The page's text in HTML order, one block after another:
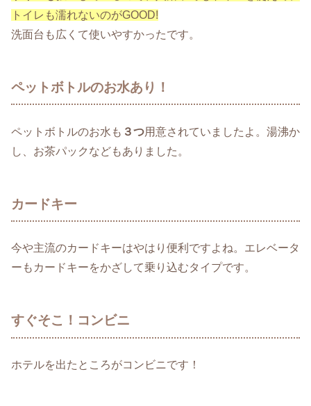
トイレも濡れないのがGOOD!
洗面台も広くて使いやすかったです。
ペットボトルのお水あり！
ペットボトルのお水も ３つ用意されていましたよ。湯沸か
し、お茶パックなどもありました。
カードキー
今や主流のカードキーはやはり便利ですよね。エレベータ
ーもカードキーをかざして乗り込むタイプです。
すぐそこ！コンビニ
ホテルを出たところがコンビニです！